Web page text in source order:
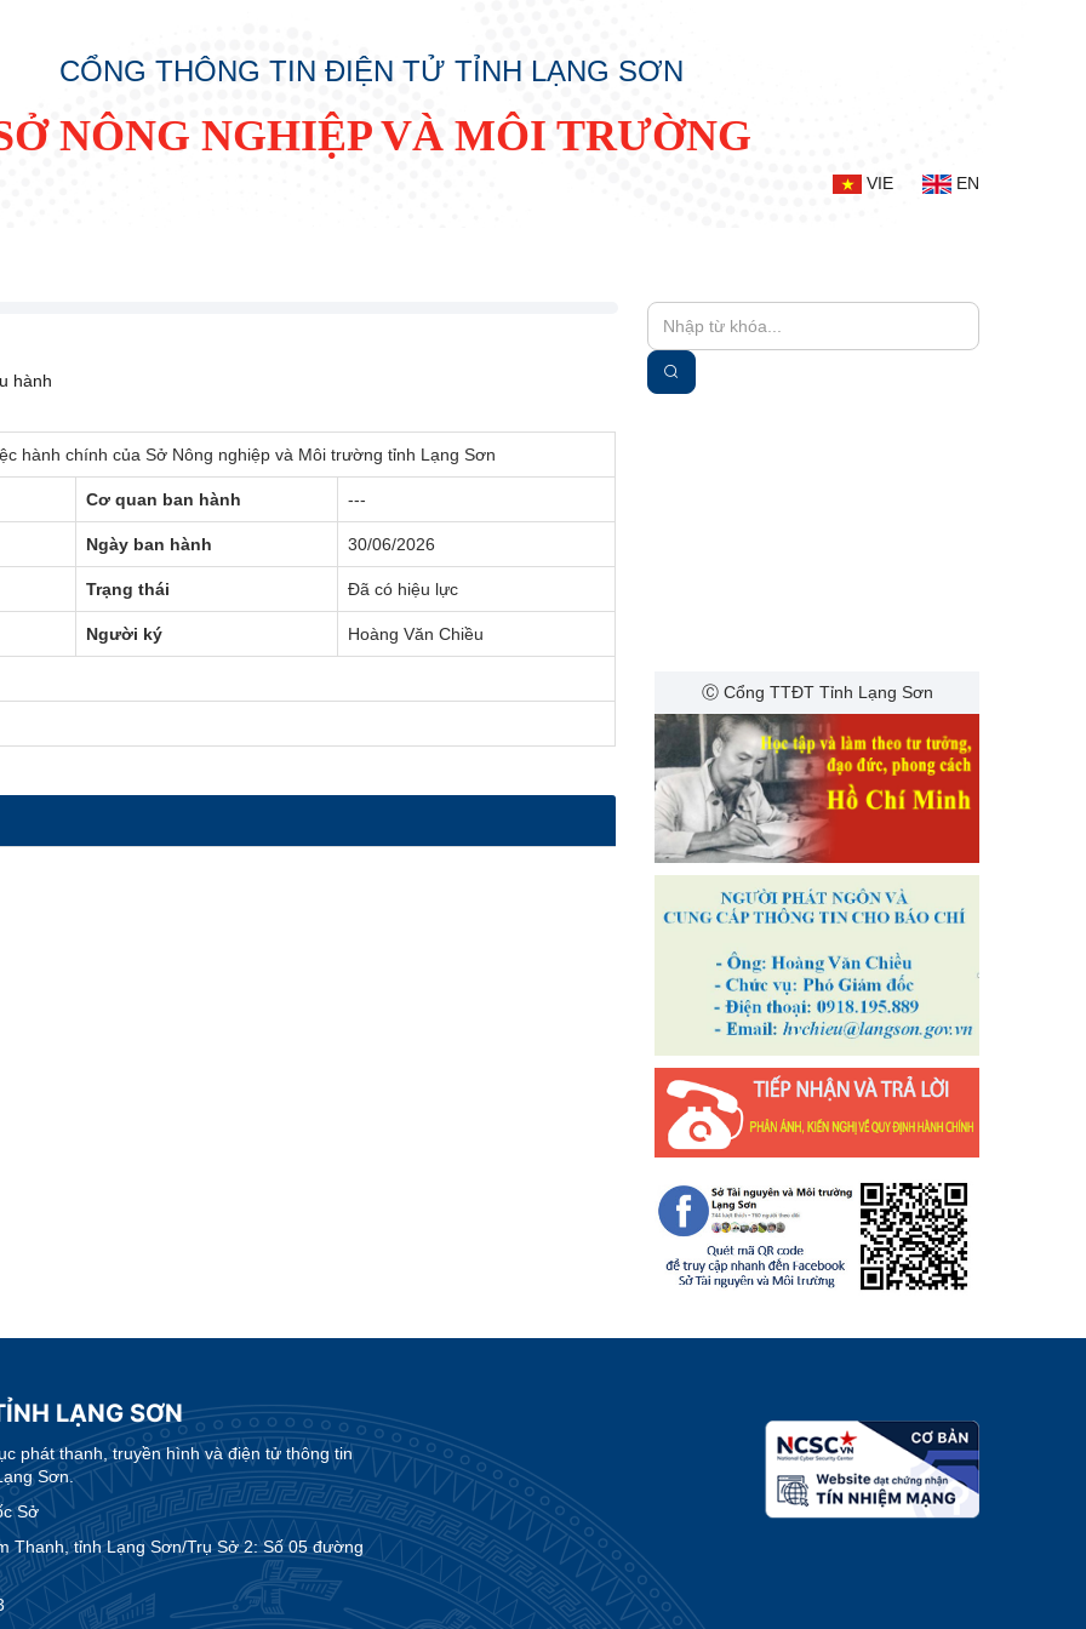
CỔNG THÔNG TIN ĐIỆN TỬ TỈNH LẠNG SƠN
NÔNG NGHIỆP VÀ MÔI TRƯỜNG
VIE EN
hành
hành chính của Sở Nông nghiệp và Môi trường tỉnh Lạng Sơn
Cơ quan ban hành ---
Ngày ban hành 30/06/2026
Trạng thái Đã có hiệu lực
Người ký Hoàng Văn Chiều
Ⓒ Cổng TTĐT Tỉnh Lạng Sơn
LẠNG SƠN
phát thanh, truyền hình và điện tử thông tin
Sơn.
Sở
Thanh, tỉnh Lạng Sơn/Trụ Sở 2: Số 05 đường